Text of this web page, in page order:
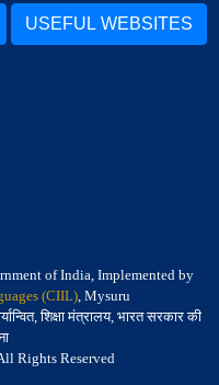
USEFUL WEBSITES
of India, Implemented by
(CIIL), Mysuru
शिक्षा मंत्रालय, भारत सरकार की
Rights Reserved